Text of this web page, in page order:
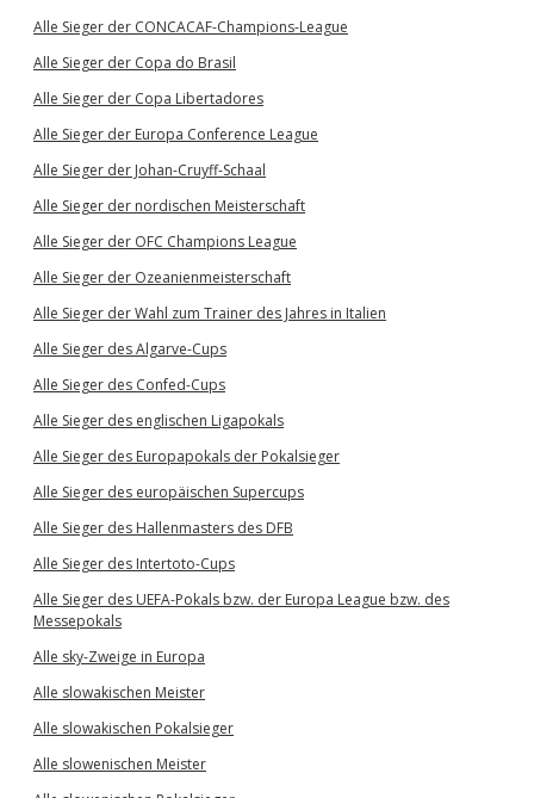
Alle Sieger der CONCACAF-Champions-League
Alle Sieger der Copa do Brasil
Alle Sieger der Copa Libertadores
Alle Sieger der Europa Conference League
Alle Sieger der Johan-Cruyff-Schaal
Alle Sieger der nordischen Meisterschaft
Alle Sieger der OFC Champions League
Alle Sieger der Ozeanienmeisterschaft
Alle Sieger der Wahl zum Trainer des Jahres in Italien
Alle Sieger des Algarve-Cups
Alle Sieger des Confed-Cups
Alle Sieger des englischen Ligapokals
Alle Sieger des Europapokals der Pokalsieger
Alle Sieger des europäischen Supercups
Alle Sieger des Hallenmasters des DFB
Alle Sieger des Intertoto-Cups
Alle Sieger des UEFA-Pokals bzw. der Europa League bzw. des
Messepokals
Alle sky-Zweige in Europa
Alle slowakischen Meister
Alle slowakischen Pokalsieger
Alle slowenischen Meister